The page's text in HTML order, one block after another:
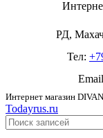
РД,
Тел:
Интернет магазин
Todayrus.ru